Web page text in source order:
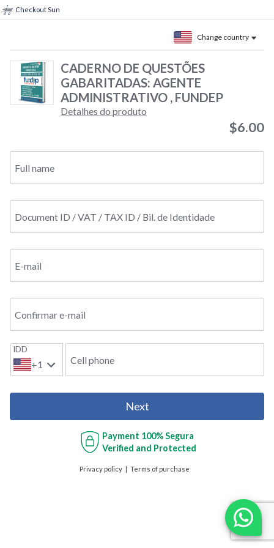
Checkout Sun
Change country
CADERNO DE QUESTÕES
GABARITADAS: AGENTE
ADMINISTRATIVO , FUNDEP
Detalhes do produto
$6.00
Full name
Document ID / VAT / TAX ID / Bil. de Identidade
E-mail
Confirmar e-mail
IDD
+1 Cell phone
Next
Payment 100% Segura
Verified and Protected
Privacy policy Terms of purchase